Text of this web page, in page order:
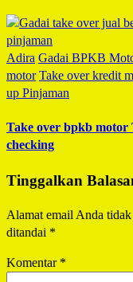
Adira Gadai BPKB
motor Take over kredit
up Pinjaman
Take over bpkb motor
checking
Tinggalkan
Alamat email Anda
ditandai *
Komentar *